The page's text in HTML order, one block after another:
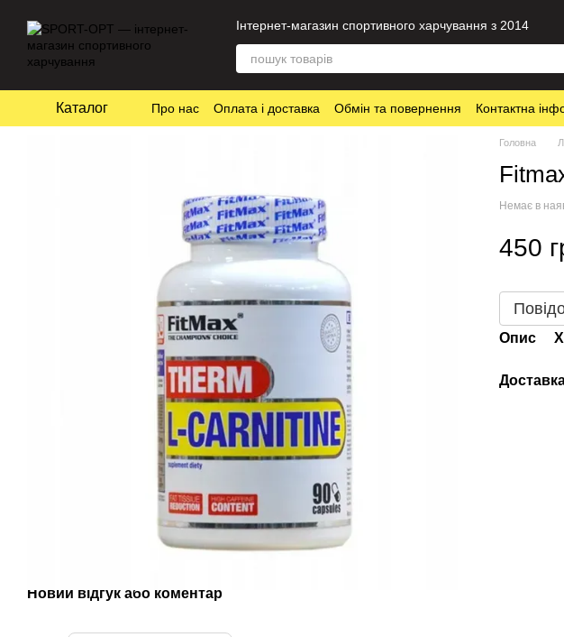
Інтернет-магазин спортивного харчування з 2014
Каталог Про нас Оплата і доставка Обмін та повернення Контактна
Новий відгук або коментар
Головна
Немає в
450
Опис